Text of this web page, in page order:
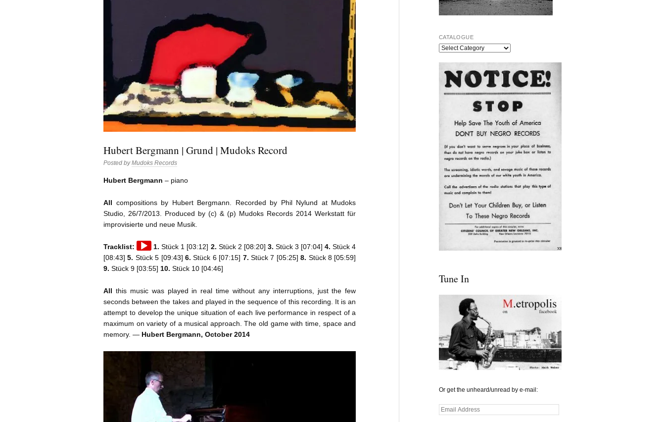
Hubert Bergmann | Grund | Mudoks Record
Posted byMudoks Records
Hubert Bergmann – piano
All compositions by Hubert Bergmann. Recorded by Phil Nylund at Mudoks
Studio, 26/7/2013. Produced by (c) & (p) Mudoks Records 2014 Werkstatt für
improvisierte und neue Musik.
Tracklist:
Audio
Player
1.Stück 1 [03:12] 2. Stück 2 [08:20] 3. Stück 3 [07:04]4. Stück 4
[08:43] 5. Stück 5 [09:43]6. Stück 6 [07:15] 7. Stück 7 [05:25] 8. Stück 8 [05:59]
9. Stück 9 [03:55]10. Stück 10 [04:46]
All this music was played in real time without any interruptions, just the few
seconds between the takes and played in the sequence of this recording. It is an
attempt to develop the unique situation of each live performance in respect of a
maximum on variety of a musical approach. The old game with time, space and
memory. — Hubert Bergmann, October 2014
CATALOGUE
Tune In
Or get the unheard/unread by e-mail:
Email